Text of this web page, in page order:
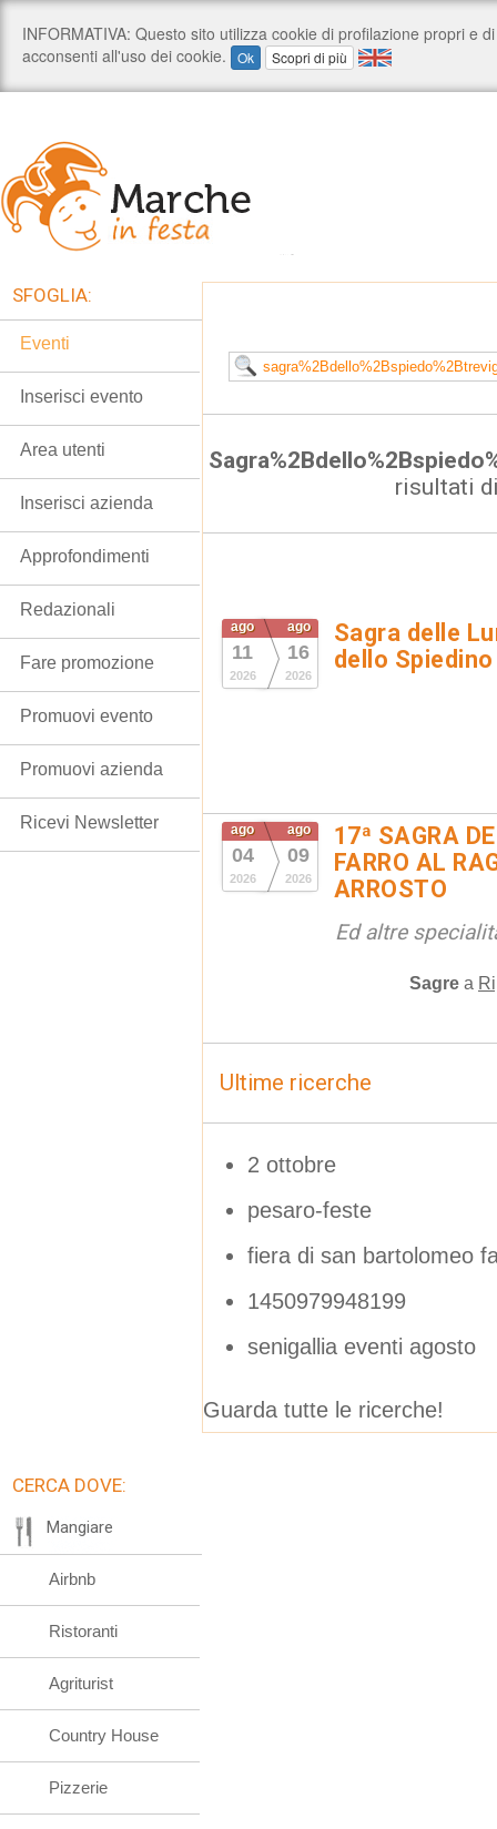
risultati
ago
11
2026
ago
16
2026
Sagra delle
dello Spiedino
ago
04
2026
ago
09
2026
17ª SAGRA
FARRO AL
ARROSTO
Ed altre
Sagre a
Ultime ricerche
2 ottobre
pesaro-feste
fiera di san bartolomeo
1450979948199
senigallia eventi agosto
Guarda tutte le ricerche!
SFOGLIA:
Eventi
Inserisci evento
Area utenti
Inserisci azienda
Approfondimenti
Redazionali
Fare promozione
Promuovi evento
Promuovi azienda
Ricevi Newsletter
CERCA DOVE:
Mangiare
Airbnb
Ristoranti
Agriturist
Country House
Pizzerie